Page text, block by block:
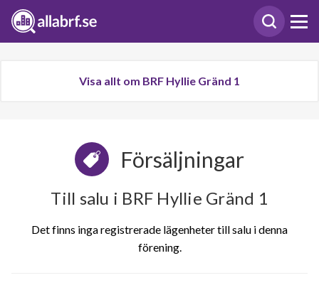
Visa allt om BRF Hyllie Gränd 1
Försäljningar
Till salu i BRF Hyllie Gränd 1
Det finns inga registrerade lägenheter till salu i denna
förening.